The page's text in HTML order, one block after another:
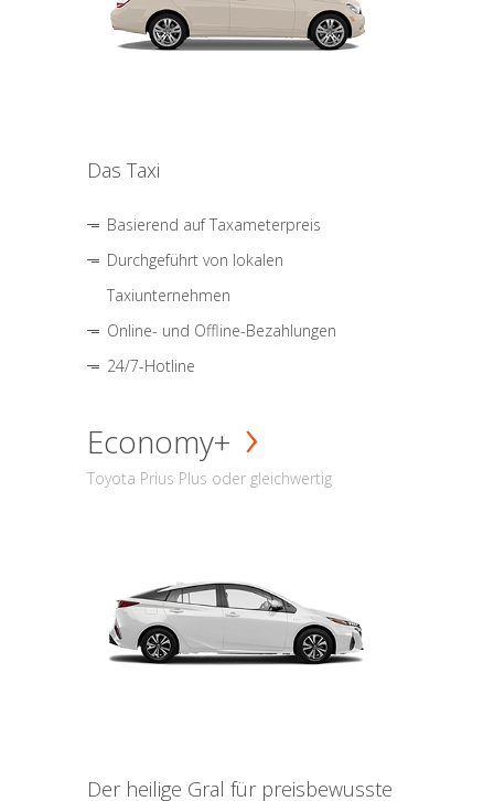
Das Taxi
Basierend auf Taxameterpreis
Durchgeführt von lokalen
Taxiunternehmen
Online- und Offline-Bezahlungen
24/7-Hotline
Economy+
Toyota Prius Plus oder gleichwertig
Der heilige Gral für preisbewusste